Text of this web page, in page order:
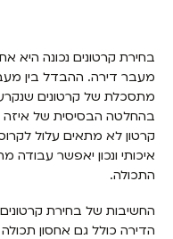
בחירת קרטונים נכונה היא
מעבר דירה. ההבדל בין מעבר
מתסכלת של קרטונים
בהחלטה הבסיסית של איזה
קרטון לא מתאים עלול
איכותי ונכון יאפשר עבודה
התכולה.
החשיבות של בחירת
הדירה כולל גם אחסון